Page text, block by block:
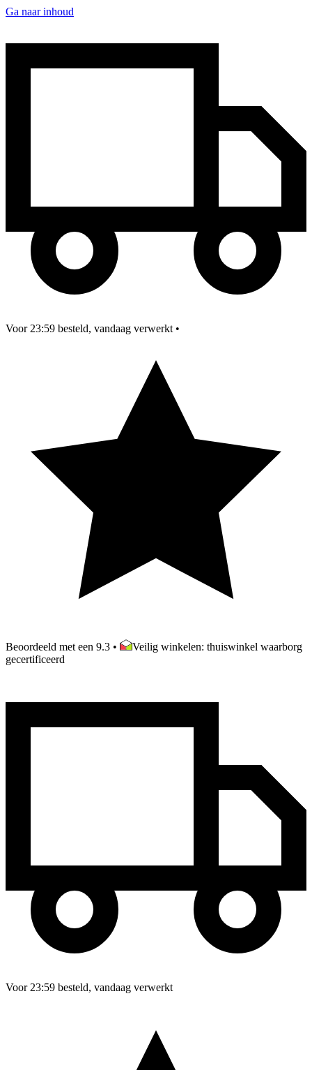
Ga naar inhoud
Voor 23:59 besteld, vandaag verwerkt •
Beoordeeld met een 9.3 •
Veilig winkelen: thuiswinkel waarborg
gecertificeerd
Voor 23:59 besteld, vandaag verwerkt